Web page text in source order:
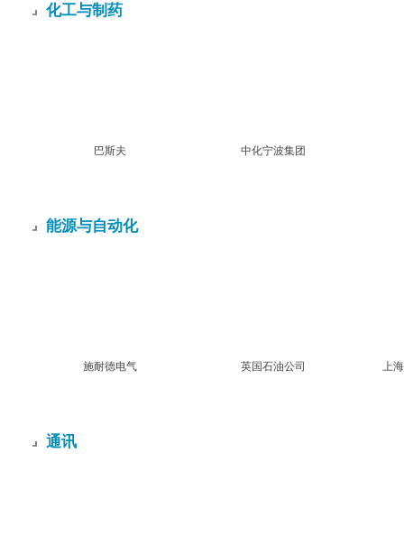
化工与制药
巴斯夫 中化宁波集团
能源与自动化
施耐德电气 英国石油公司 上
通讯